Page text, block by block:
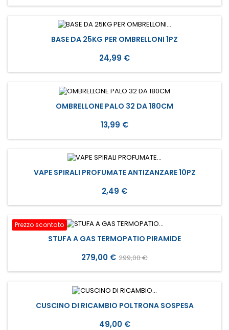
BASE DA 25KG PER OMBRELLONI 1PZ
Prezzo
24,99 €
OMBRELLONE PALO 32 DA 180CM
Prezzo
13,99 €
VAPE SPIRALI PROFUMATE ANTIZANZARE 10PZ
Prezzo
2,49 €
Prezzo scontato
STUFA A GAS TERMOPATIO PIRAMIDE
Prezzo
279,00 € Prezzo
base
299,00 €
CUSCINO DI RICAMBIO POLTRONA SOSPESA
Prezzo
49,00 €